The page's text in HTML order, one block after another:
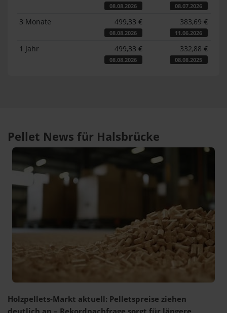
08.08.2026 08.07.2026
3 Monate 499,33 €
08.08.2026
383,69 €
11.06.2026
1 Jahr 499,33 €
08.08.2026
332,88 €
08.08.2025
Pellet News für Halsbrücke
Holzpellets-Markt aktuell: Pelletspreise ziehen